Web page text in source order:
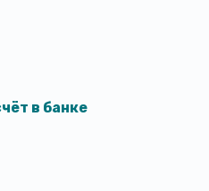
в банке